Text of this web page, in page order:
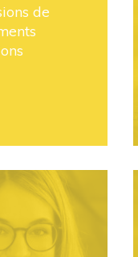
de